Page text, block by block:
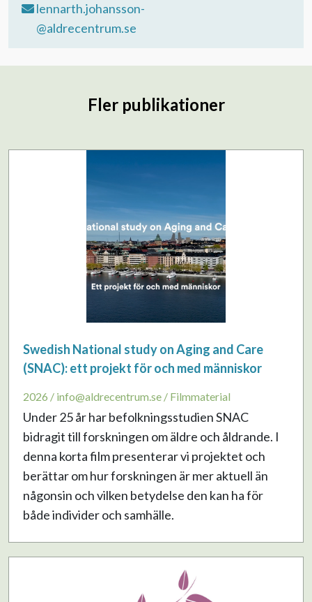
lennarth.johansson-
@aldrecentrum.se
Fler publikationer
Swedish National study on Aging and Care
(SNAC): ett projekt för och med människor
2026 / info@aldrecentrum.se / Filmmaterial
Under 25 år har befolkningsstudien SNAC
bidragit till forskningen om äldre och åldrande. I
denna korta film presenterar vi projektet och
berättar om hur forskningen är mer aktuell än
någonsin och vilken betydelse den kan ha för
både individer och samhälle.